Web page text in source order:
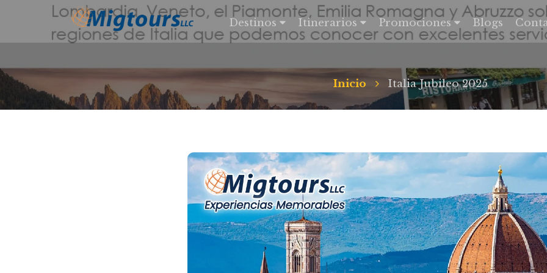
Destinos Itinerarios Promociones Blogs
Inicio Italia Jubileo 2025